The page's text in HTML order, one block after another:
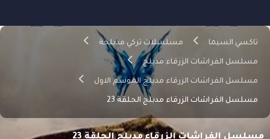
تاكسي السيما مسلسلات تركي مدبلجة
مسلسل الفراشات الزرقاء مدبلج
مسلسل الفراشات الزرقاء مدبلج الموسم الاول
مسلسل الفراشات الزرقاء مدبلج الحلقة 23